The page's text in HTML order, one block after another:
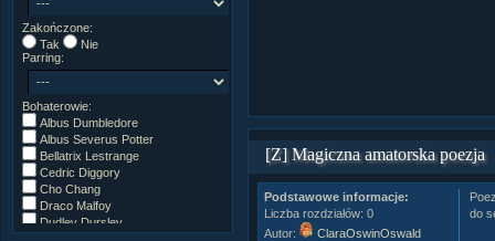
Zakończone:
Tak
Nie
Parring:
Bohaterowie:
Albus Dumbledore
Albus Severus Potter
Bellatrix Lestrange
Cedric Diggory
Cho Chang
Draco Malfoy
Dudley Dursley
[Z] Magiczna amatorska poezja
Podstawowe informacje:
Liczba rozdziałów: 0
Autor:
ClaraOswinOswald
do